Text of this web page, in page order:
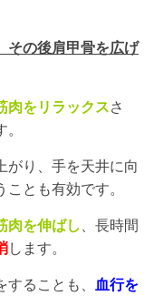
その後肩甲骨を広げ
肉をリラックスさ
がり、手を天井に向
ことも有効です。
肉を伸ばし、長時間
します。
することも、 血行を